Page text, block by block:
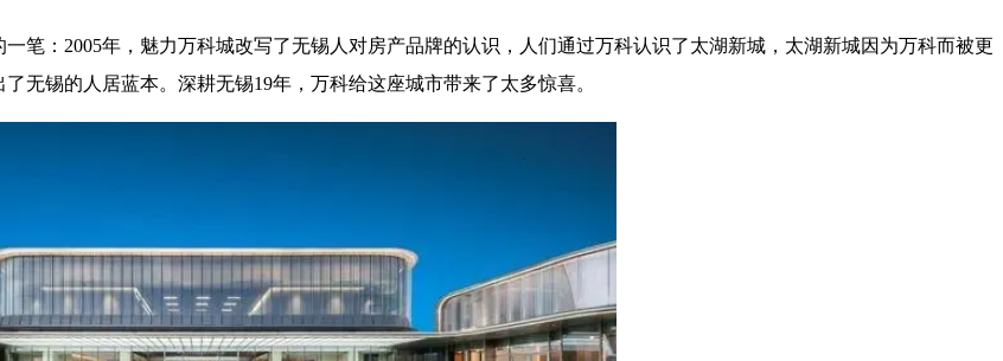
笔：2005年，魅力万科城改写了无锡人对房产品牌的认识，人们通过万科认识了太湖新城，太湖新城因为万科而被更
无锡的人居蓝本。深耕无锡19年，万科给这座城市带来了太多惊喜。